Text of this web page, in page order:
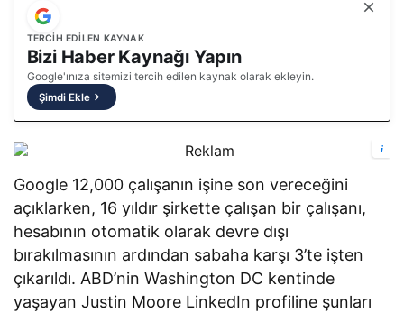
TERCIH EDILEN KAYNAK
Bizi Haber Kaynağı Yapın
Google'ınıza sitemizi tercih edilen kaynak olarak ekleyin.
Şimdi Ekle
i
Google 12,000 çalışanın işine son vereceğini
açıklarken, 16 yıldır şirkette çalışan bir çalışanı,
hesabının otomatik olarak devre dışı
bırakılmasının ardından sabaha karşı 3’te işten
çıkarıldı. ABD’nin Washington DC kentinde
yaşayan Justin Moore LinkedIn profiline şunları